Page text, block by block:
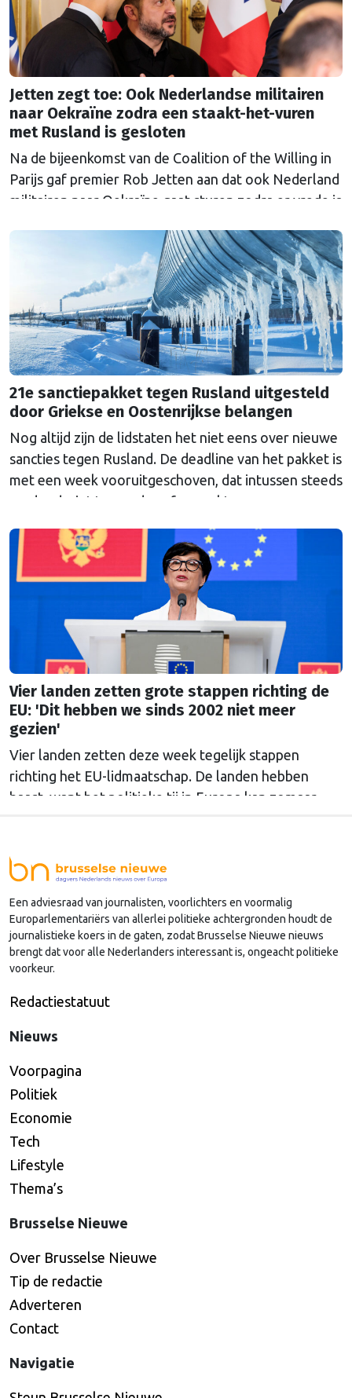
Jetten zegt toe: Ook Nederlandse militairen
naar Oekraïne zodra een staakt-het-vuren
met Rusland is gesloten
Na de bijeenkomst van de Coalition of the Willing in
Parijs gaf premier Rob Jetten aan dat ook Nederland
militairen naar Oekraïne gaat sturen zodra er vrede is
militairen uit meerdere landen, moet zorgen dat
Rusland niet opnieuw aanvalt.
21e sanctiepakket tegen Rusland uitgesteld
door Griekse en Oostenrijkse belangen
Nog altijd zijn de lidstaten het niet eens over nieuwe
sancties tegen Rusland. De deadline van het pakket is
met een week vooruitgeschoven, dat intussen steeds
verder dreigt te worden afgezwakt.
Vier landen zetten grote stappen richting de
EU: 'Dit hebben we sinds 2002 niet meer
gezien'
Vier landen zetten deze week tegelijk stappen
richting het EU-lidmaatschap. De landen hebben
haast, want het politieke tij in Europa kan zomaar
Een adviesraad van journalisten, voorlichters en voormalig
Europarlementariërs van allerlei politieke achtergronden houdt de
journalistieke koers in de gaten, zodat Brusselse Nieuwe nieuws
brengt dat voor alle Nederlanders interessant is, ongeacht politieke
voorkeur.
Redactiestatuut
Nieuws
Voorpagina
Politiek
Economie
Tech
Lifestyle
Thema’s
Brusselse Nieuwe
Over Brusselse Nieuwe
Tip de redactie
Adverteren
Contact
Navigatie